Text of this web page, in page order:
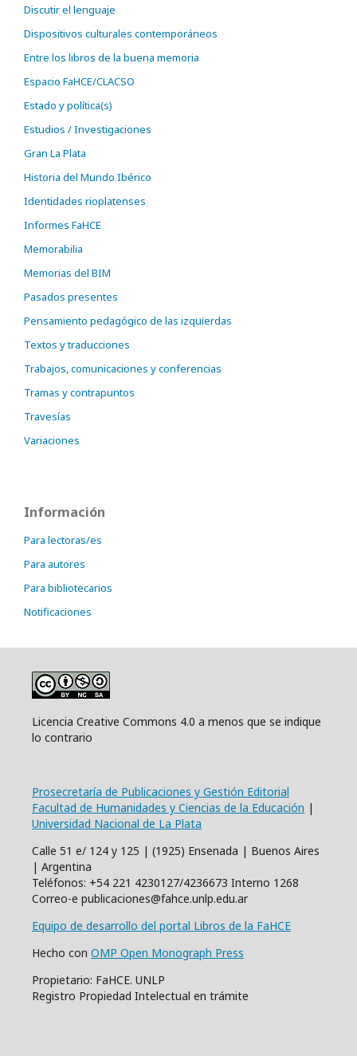
Discutir el lenguaje
Dispositivos culturales contemporáneos
Entre los libros de la buena memoria
Espacio FaHCE/CLACSO
Estado y política(s)
Estudios / Investigaciones
Gran La Plata
Historia del Mundo Ibérico
Identidades rioplatenses
Informes FaHCE
Memorabilia
Memorias del BIM
Pasados presentes
Pensamiento pedagógico de las izquierdas
Textos y traducciones
Trabajos, comunicaciones y conferencias
Tramas y contrapuntos
Travesías
Variaciones
Información
Para lectoras/es
Para autores
Para bibliotecarios
Notificaciones
Licencia Creative Commons 4.0 a menos que se indique
lo contrario
Prosecretaría de Publicaciones y Gestión Editorial
Facultad de Humanidades y Ciencias de la Educación |
Universidad Nacional de La Plata
Calle 51 e/ 124 y 125 | (1925) Ensenada | Buenos Aires
| Argentina
Teléfonos: +54 221 4230127/4236673 Interno 1268
Correo-e publicaciones@fahce.unlp.edu.ar
Equipo de desarrollo del portal Libros de la FaHCE
Hecho con OMP Open Monograph Press
Propietario: FaHCE. UNLP
Registro Propiedad Intelectual en trámite